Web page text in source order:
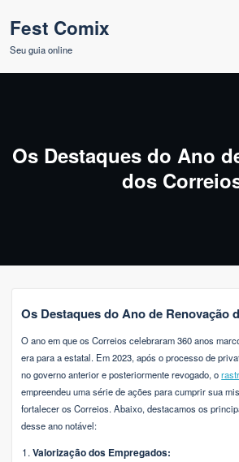
paraFest Comix
Seu guia online
Os Destaques do Ano
dos
Os Destaques do Ano de Renovação
O ano em que os Correios celebraram 360 anos
era para a estatal. Em 2023, após o processo de
no governo anterior e posteriormente revogado, o
empreendeu uma série de ações para cumprir sua
fortalecer os Correios. Abaixo, destacamos os
desse ano notável:
Valorização dos Empregados: